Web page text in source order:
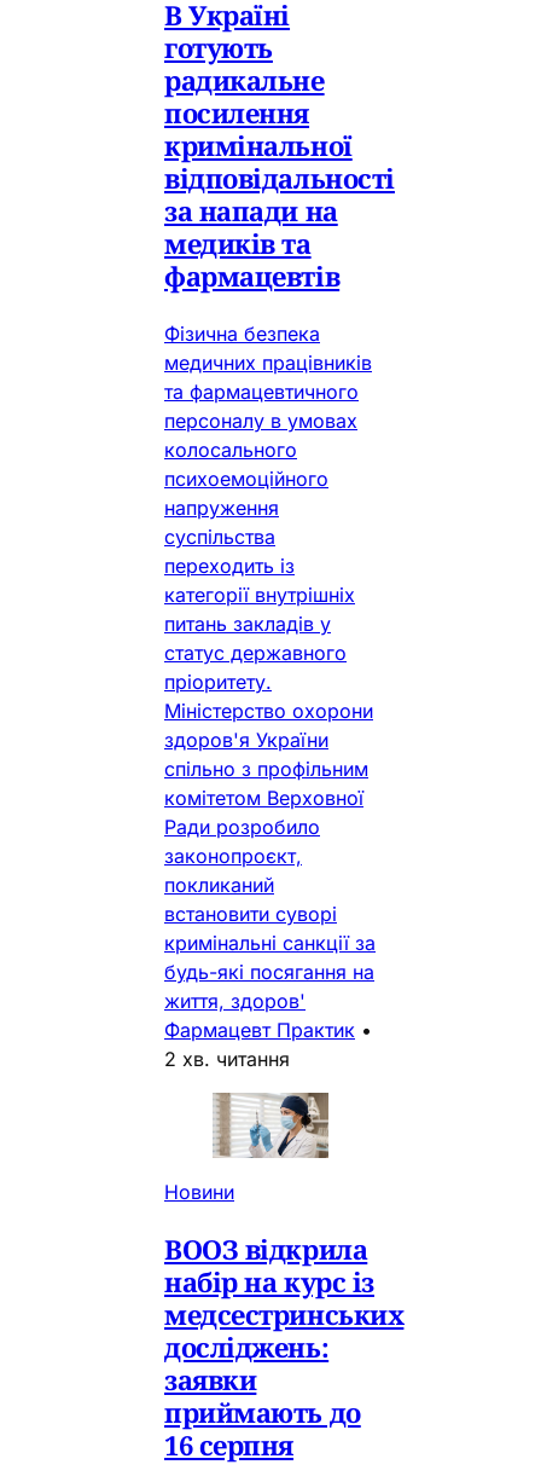
В Україні
готують
радикальне
посилення
кримінальної
відповідальності
за напади на
медиків та
фармацевтів
Фізична безпека
медичних працівників
та фармацевтичного
персоналу в умовах
колосального
психоемоційного
напруження
суспільства
переходить із
категорії внутрішніх
питань закладів у
статус державного
пріоритету.
Міністерство охорони
здоров'я України
спільно з профільним
комітетом Верховної
Ради розробило
законопроєкт,
покликаний
встановити суворі
кримінальні санкції за
будь-які посягання на
життя, здоров'
Фармацевт Практик •
2 хв. читання
Новини
ВООЗ відкрила
набір на курс із
медсестринських
досліджень:
заявки
приймають до
16 серпня